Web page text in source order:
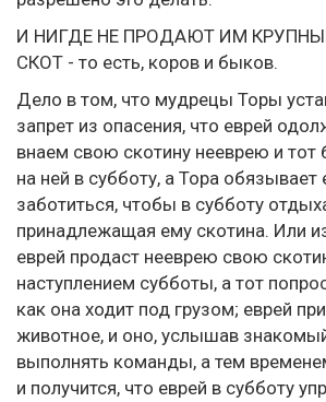
И НИГДЕ НЕ ПРОДАЮТ ИМ
СКОТ - то есть, коров и быков.
Дело в том, что мудрецы Торы
запрет из опасения, что еврей
внаем свою скотину нееврею и тот
на ней в субботу, а Тора обязывает
заботиться, чтобы в субботу
принадлежащая ему скотина. Или
еврей продаст нееврею свою
наступлением субботы, а тот
как она ходит под грузом; еврей
животное, и оно, услышав
выполнять команды, а тем
и получится, что еврей в субботу